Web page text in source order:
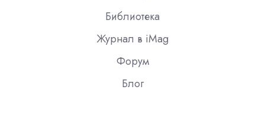
Библиотека
Журнал в iMag
Форум
Блог